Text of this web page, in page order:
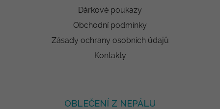
Dárkové poukazy
Obchodní podmínky
Zásady ochrany osobních údajů
Kontakty
OBLEČENÍ Z NEPÁLU